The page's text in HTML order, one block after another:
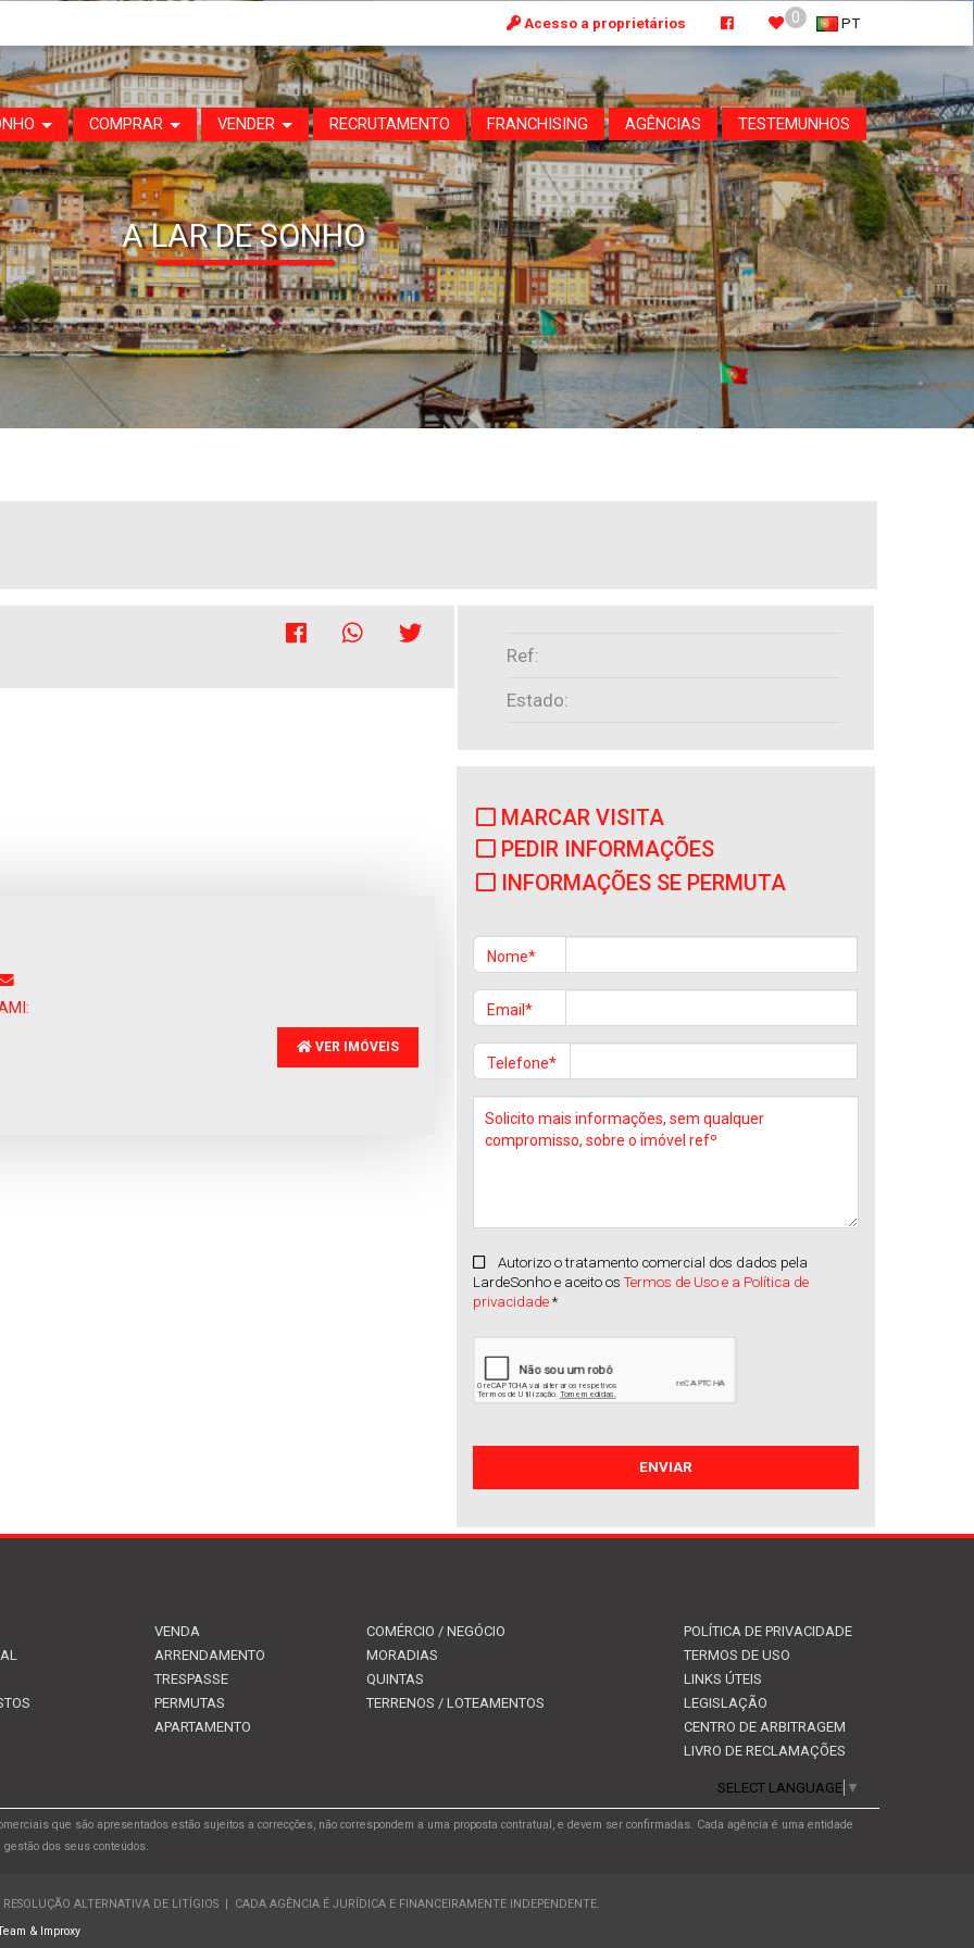
Acesso a proprietários 0 PT
COMPRAR VENDER RECRUTAMENTO FRANCHISING AGÊNCIAS TESTEMUNHOS
A LAR DE SONHO
Ref:
Estado:
:
VER IMÓVEIS
MARCAR VISITA
PEDIR INFORMAÇÕES
INFORMAÇÕES SE PERMUTA
Nome*
Email*
Telefone*
Autorizo o tratamento comercial dos dados pela
LardeSonho e aceito osTermos de Uso e a Política de
privacidade *
VENDA
ARRENDAMENTO
TRESPASSE
PERMUTAS
APARTAMENTO
COMÉRCIO / NEGÓCIO
MORADIAS
QUINTAS
TERRENOS / LOTEAMENTOS
POLÍTICA DE PRIVACIDADE
TERMOS DE USO
LINKS ÚTEIS
LEGISLAÇÃO
CENTRO DE ARBITRAGEM
LIVRO DE RECLAMAÇÕES
SELECT LANGUAGE ▼
que são apresentados estão sujeitos a correcções, não correspondem a uma proposta contratual, e devem ser confirmadas. Cada agência é uma entidade
dos seus conteúdos.
RESOLUÇÃO ALTERNATIVA DE LITÍGIOS
CADA AGÊNCIA É JURÍDICA E FINANCEIRAMENTE INDEPENDENTE.
& Improxy